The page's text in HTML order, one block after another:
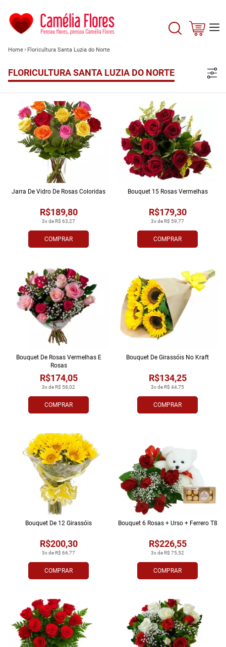
Home Floricultura Santa Luzia do Norte
FLORICULTURA SANTA LUZIA DO NORTE
COMPRAR
3x de R$ 63,27
R$189,80
Jarra De Vidro De Rosas Coloridas
COMPRAR
3x de R$ 59,77
R$179,30
Bouquet 15 Rosas Vermelhas
COMPRAR
3x de R$ 58,02
R$174,05
Bouquet De Rosas Vermelhas E
Rosas
COMPRAR
3x de R$ 44,75
R$134,25
Bouquet De Girassóis No Kraft
COMPRAR
3x de R$ 66,77
R$200,30
Bouquet De 12 Girassóis
COMPRAR
3x de R$ 75,52
R$226,55
Bouquet 6 Rosas + Urso + Ferrero T8